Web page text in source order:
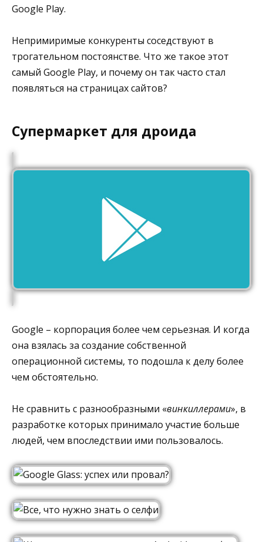
Google Play.
Непримиримые конкуренты соседствуют в
трогательном постоянстве. Что же такое этот
самый Google Play, и почему он так часто стал
появляться на страницах сайтов?
Супермаркет для дроида
Google – корпорация более чем серьезная. И когда
она взялась за создание собственной
операционной системы, то подошла к делу более
чем обстоятельно.
Не сравнить с разнообразными «винкиллерами», в
разработке которых принимало участие больше
людей, чем впоследствии ими пользовалось.